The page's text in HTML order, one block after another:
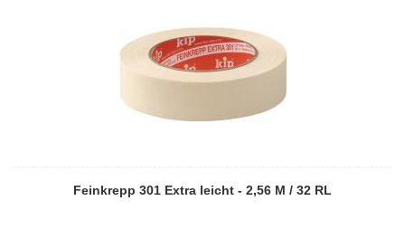
Feinkrepp 301 Extra leicht - 2,56 M / 32 RL